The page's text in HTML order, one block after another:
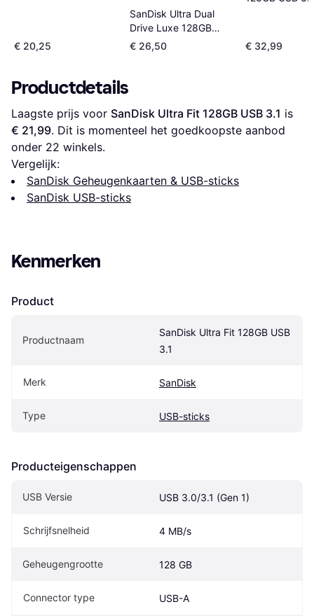
€ 20,25
SanDisk Ultra Dual
Drive Luxe 128GB
USB 3.1 Type C
€ 26,50 € 32,99
Productdetails
Laagste prijs voor SanDisk Ultra Fit 128GB USB 3.1
€ 21,99. Dit is momenteel het goedkoopste aanbod
onder 22 winkels.
Vergelijk:
SanDisk Geheugenkaarten & USB-sticks
SanDisk USB-sticks
Kenmerken
Product
Productnaam
SanDisk Ultra Fit 128GB USB
3.1
Merk SanDisk
Type USB-sticks
Producteigenschappen
USB Versie USB 3.0/3.1 (Gen 1)
Schrijfsnelheid 4 MB/s
Geheugengrootte 128 GB
Connector type USB-A